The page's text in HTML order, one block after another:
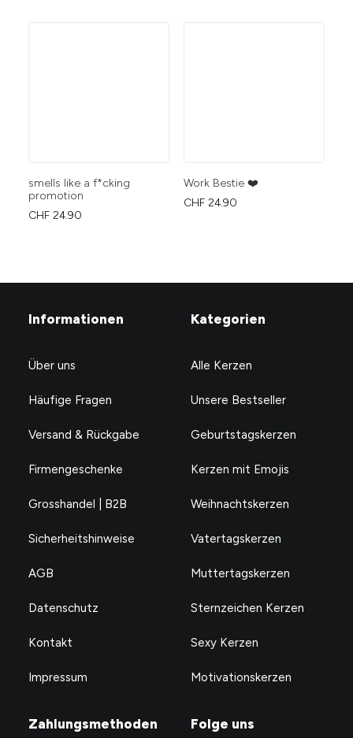
smells like a f*cking
promotion
CHF 24.90
Work Bestie ❤️
CHF 24.90
Informationen
Über uns
Häufige Fragen
Versand & Rückgabe
Firmengeschenke
Grosshandel | B2B
Sicherheitshinweise
AGB
Datenschutz
Kontakt
Impressum
Kategorien
Alle Kerzen
Unsere Bestseller
Geburtstagskerzen
Kerzen mit Emojis
Weihnachtskerzen
Vatertagskerzen
Muttertagskerzen
Sternzeichen Kerzen
Sexy Kerzen
Motivationskerzen
Zahlungsmethoden Folge uns